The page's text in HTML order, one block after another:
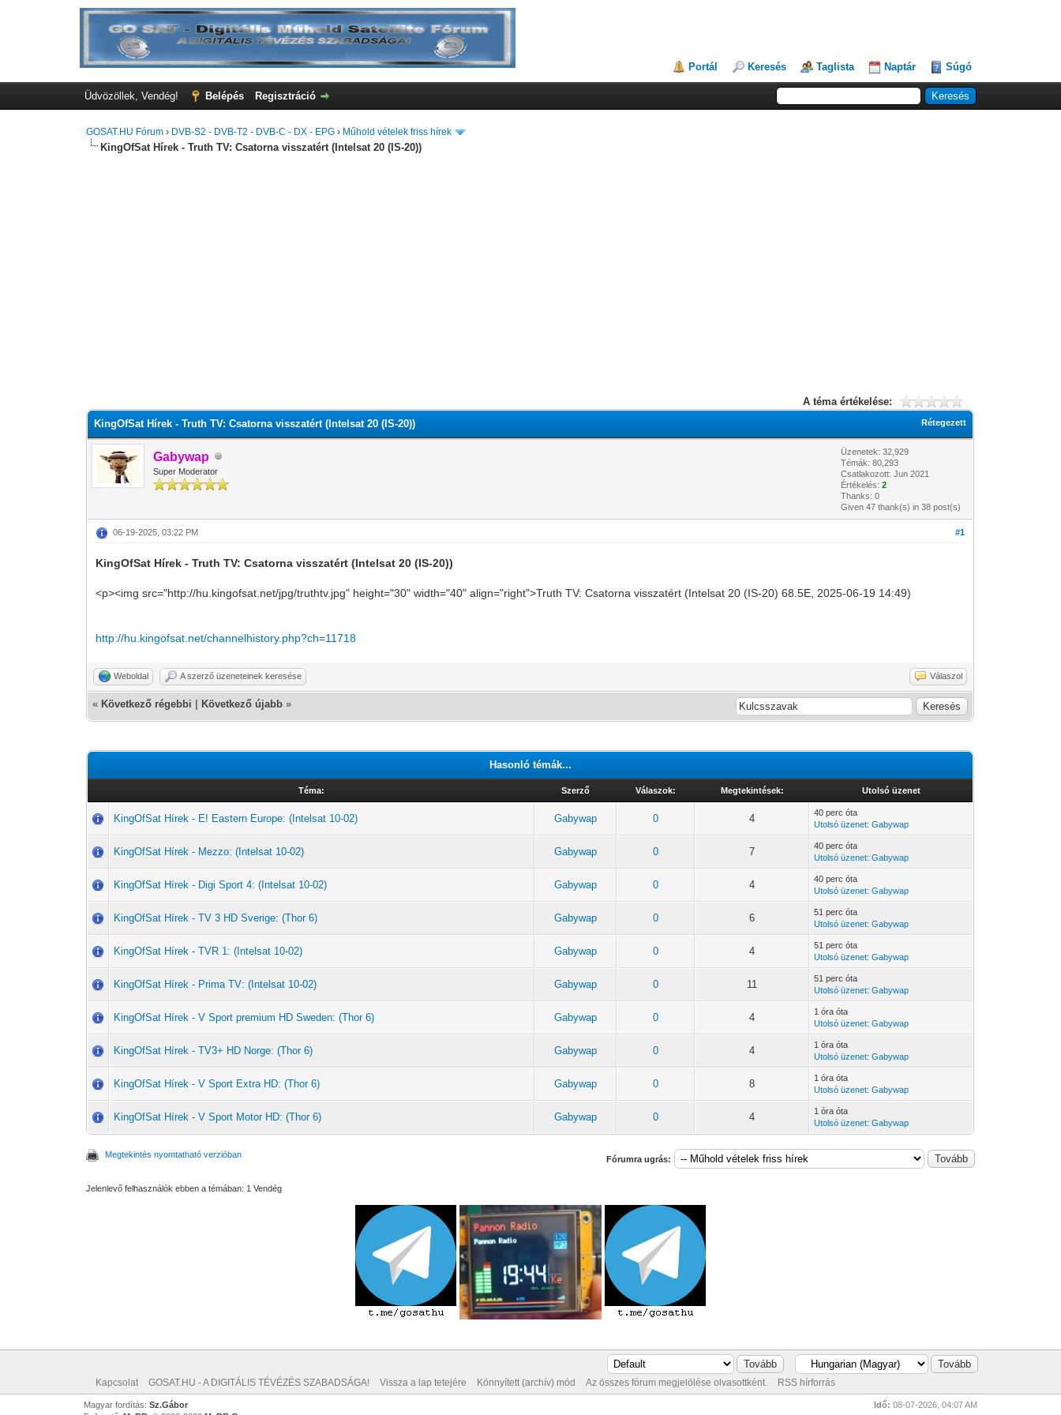
Portál Keresés Taglista Naptár Súgó
Üdvözöllek, Vendég! Belépés Regisztráció
GOSAT.HU Fórum › DVB-S2 - DVB-T2 - DVB-C - DX - EPG › Műhold vételek friss hírek
KingOfSat Hírek - Truth TV: Csatorna visszatért (Intelsat 20 (IS-20))
A téma értékelése:
Rétegezett
KingOfSat Hírek - Truth TV: Csatorna visszatért (Intelsat 20 (IS-20))
Gabywap
Super Moderator
Üzenetek: 32,929
Témák: 80,293
Csatlakozott: Jun 2021
Értékelés:2
Thanks: 0
Given 47 thank(s) in 38 post(s)
#1
06-19-2025, 03:22 PM
KingOfSat Hírek - Truth TV: Csatorna visszatért (Intelsat 20 (IS-20))
<p><img src="http://hu.kingofsat.net/jpg/truthtv.jpg" height="30" width="40" align="right">Truth TV: Csatorna visszatért (Intelsat 20 (IS-20) 68.5E, 2025-06-19 14:49)
http://hu.kingofsat.net/channelhistory.php?ch=11718
Weboldal A szerző üzeneteinek keresése Válaszol
« Következő régebbi Következő újabb »
Hasonló témák...
Téma: Szerző Válaszok: Megtekintések: Utolsó üzenet
KingOfSat Hírek - E! Eastern Europe: (Intelsat 10-02) Gabywap 0 4
40 perc óta
Utolsó üzenet:Gabywap
KingOfSat Hírek - Mezzo: (Intelsat 10-02) Gabywap 0 7
40 perc óta
Utolsó üzenet:Gabywap
KingOfSat Hírek - Digi Sport 4: (Intelsat 10-02) Gabywap 0 4
40 perc óta
Utolsó üzenet:Gabywap
KingOfSat Hírek - TV 3 HD Sverige: (Thor 6) Gabywap 0 6
51 perc óta
Utolsó üzenet:Gabywap
KingOfSat Hírek - TVR 1: (Intelsat 10-02) Gabywap 0 4
51 perc óta
Utolsó üzenet:Gabywap
KingOfSat Hírek - Prima TV: (Intelsat 10-02) Gabywap 0 11
51 perc óta
Utolsó üzenet:Gabywap
KingOfSat Hírek - V Sport premium HD Sweden: (Thor 6) Gabywap 0 4
1 óra óta
Utolsó üzenet:Gabywap
KingOfSat Hírek - TV3+ HD Norge: (Thor 6) Gabywap 0 4
1 óra óta
Utolsó üzenet:Gabywap
KingOfSat Hírek - V Sport Extra HD: (Thor 6) Gabywap 0 8
1 óra óta
Utolsó üzenet:Gabywap
KingOfSat Hírek - V Sport Motor HD: (Thor 6) Gabywap 0 4
1 óra óta
Utolsó üzenet:Gabywap
Megtekintés nyomtatható verzióban Fórumra ugrás:
Jelenlevő felhasználók ebben a témában: 1 Vendég
Kapcsolat GOSAT.HU - A DIGITÁLIS TÉVÉZÉS SZABADSÁGA! Vissza a lap tetejére Könnyített (archív) mód Az összes fórum megjelölése olvasottként. RSS hírforrás
Idő: 08-07-2026, 04:07 AM
Magyar fordítás: Sz.Gábor